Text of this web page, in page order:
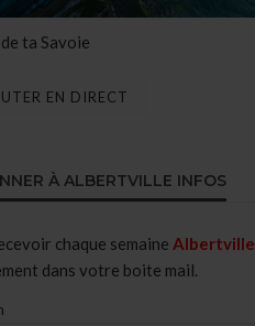
ta Savoie
EN DIRECT
À ALBERTVILLE INFOS
chaque semaine
dans votre boite mail.